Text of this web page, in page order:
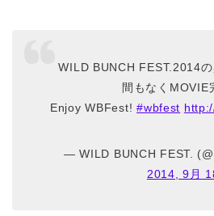
WILD BUNCH FEST.2014の
間もなくMOVIE
Enjoy WBFest!#wbfest
— WILD BUNCH FEST.
2014, 9月